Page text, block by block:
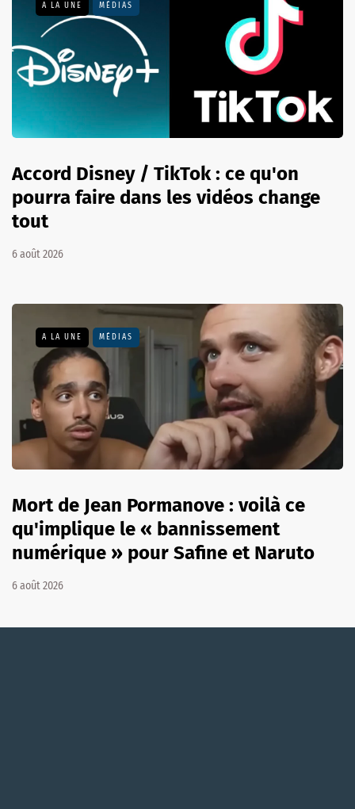
A LA UNE MÉDIAS
Accord Disney / TikTok : ce qu'on
pourra faire dans les vidéos change
tout
6 août 2026
A LA UNE MÉDIAS
Mort de Jean Pormanove : voilà ce
qu'implique le « bannissement
numérique » pour Safine et Naruto
6 août 2026